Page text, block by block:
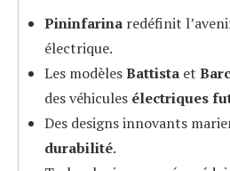
Pininfarinaredéfinit
électrique.
Les modèlesBattistaet
des véhicules électriques
Des designs innovants
durabilité.